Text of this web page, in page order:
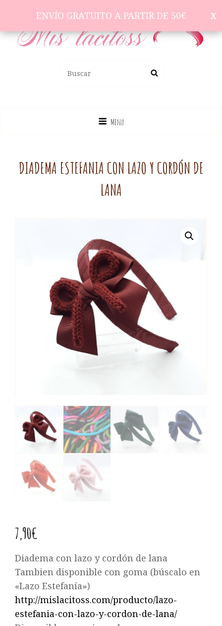
ENVÍO GRATUITO A PARTIR DE 50€
Menu
DIADEMA ESTEFANIA CON LAZO Y CORDÓN DE
LANA
7,90€
Diadema con lazo y cordón de lana
Tambien disponible con goma (búscalo en
«Lazo Estefanía»)
http://mislacitoss.com/producto/lazo-
estefania-con-lazo-y-cordon-de-lana/
ENVÍO GRATUITO A PARTIR DE 50€